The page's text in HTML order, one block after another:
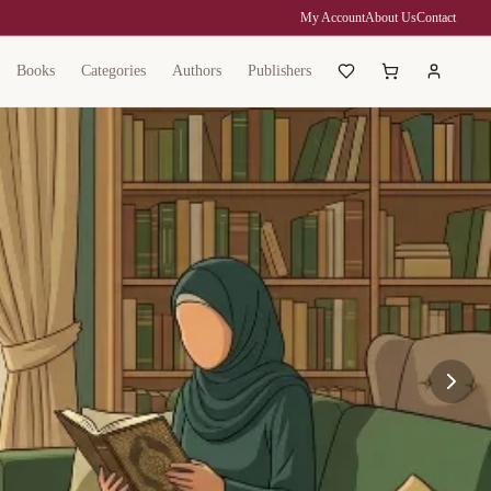
My AccountAbout UsContact
Books Categories Authors Publishers